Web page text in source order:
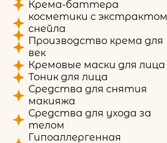
Крема-баттера
косметики с экстрактом
снейла
Производство крема для
век
Кремовые маски для лица
Тоник для лица
Средства для снятия
макияжа
Средства для ухода за
телом
Гипоаллергенная